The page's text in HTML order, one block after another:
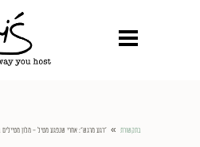
בתקשורת » "רגע מרגש": אחרי שנפגע מטיל - מלון